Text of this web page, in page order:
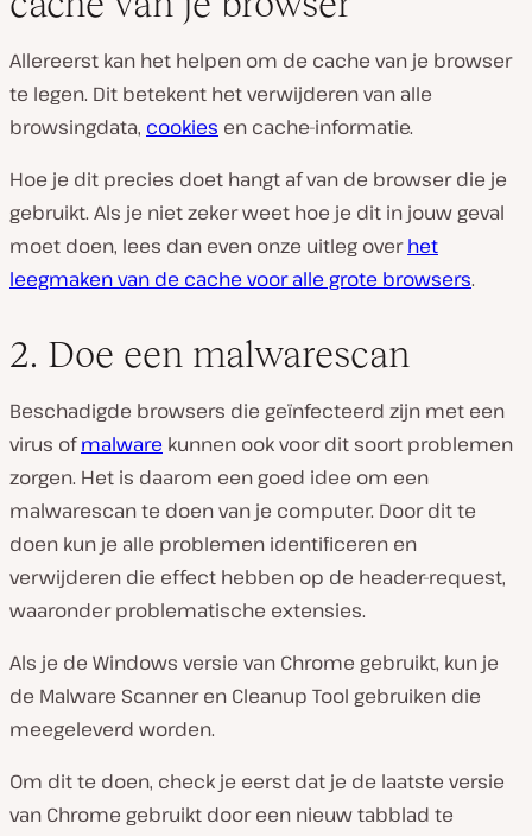
Allereerst kan het helpen om de cache van je browser
te legen. Dit betekent het verwijderen van alle
browsingdata, cookies en cache-informatie.
Hoe je dit precies doet hangt af van de browser die je
gebruikt. Als je niet zeker weet hoe je dit in jouw geval
moet doen, lees dan even onze uitleg overhet
leegmaken van de cache voor alle grote browsers.
2. Doe een malwarescan
Beschadigde browsers die geïnfecteerd zijn met een
virus ofmalware kunnen ook voor dit soort problemen
zorgen. Het is daarom een goed idee om een
malwarescan te doen van je computer. Door dit te
doen kun je alle problemen identificeren en
verwijderen die effect hebben op de header-request,
waaronder problematische extensies.
Als je de Windows versie van Chrome gebruikt, kun je
de Malware Scanner en Cleanup Tool gebruiken die
meegeleverd worden.
Om dit te doen, check je eerst dat je de laatste versie
van Chrome gebruikt door een nieuw tabblad te